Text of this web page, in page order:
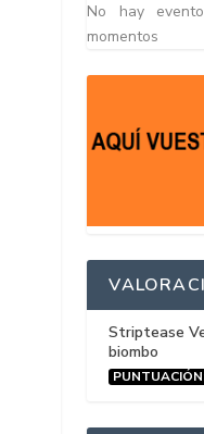
No hay
momentos
Striptease
biombo